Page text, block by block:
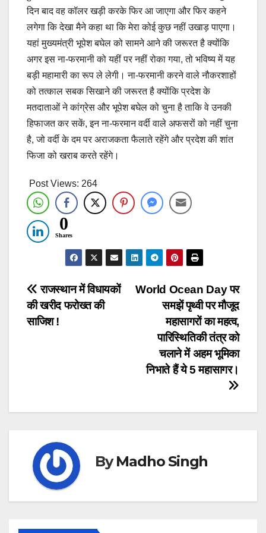
दिन बाद वह कॉलर खड़ी करके फिर आ जाएगा और फिर कहने
लगेगा कि देखा मैने कहा था कि मेरा कोई कुछ नहीं उखाड़ पाएगा।
यहां मुख्यमंत्री भूपेश बघेल को सामने आने की जरूरत है क्योंकि
अगर इस ना-फरमानी को यहीं पर नहीं रोका गया, तो भविष्य में यह
बड़ी महामारी का रूप ले लेगी। ना-फरमानी करने वाले नौकरशाहों
को तत्काल सबक सिखाने की जरूरत है क्योंकि प्रदेश के
मतदाताओं ने कांग्रेस और भूपेश बघेल को चुना है ताकि वे उनकी
हिफाजत कर सकें, इन ना-फरमान वर्दी वाले अफसरों को नहीं चुना
है, जो वर्दी के दम पर अराजकता फैलाते रहेंगे और प्रदेश की शांत
फिजा को खराब करते रहेंगे।
Post Views: 264
0
Shares
Post
navigation
World Ocean Day पर
समझें पृथ्वी पर मौजूद
महासागरों का महत्व,
पारिस्थितिकी तंत्र को
चलाने में अहम भूमिका
निभाते हैं ये 5 महासागर।
राजस्थान में विधायकों
की खरीद फरोख्त की
साजिश !
ByMadho Singh